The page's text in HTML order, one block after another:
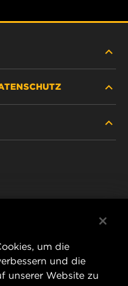
um die
und die
unserer Website zu